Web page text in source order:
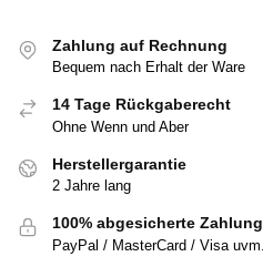
Zahlung auf Rechnung
Bequem nach Erhalt der Ware
14 Tage Rückgaberecht
Ohne Wenn und Aber
Herstellergarantie
2 Jahre lang
100% abgesicherte Zahlung
PayPal / MasterCard / Visa uvm.